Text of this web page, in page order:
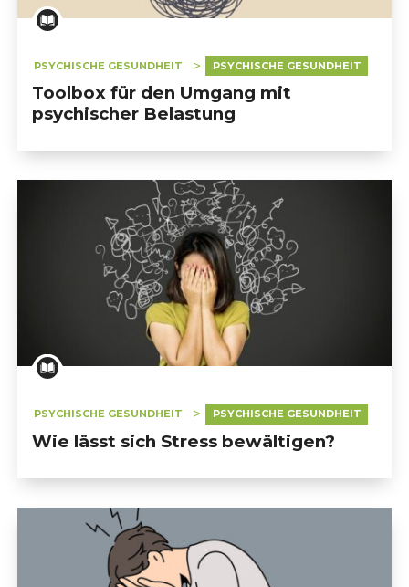
PSYCHISCHE GESUNDHEIT PSYCHISCHE GESUNDHEIT
Toolbox für den Umgang mit
psychischer Belastung
PSYCHISCHE GESUNDHEIT PSYCHISCHE GESUNDHEIT
Wie lässt sich Stress bewältigen?